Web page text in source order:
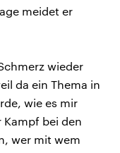
meidet er
wieder
da ein Thema in
wie es mir
bei den
wer mit wem